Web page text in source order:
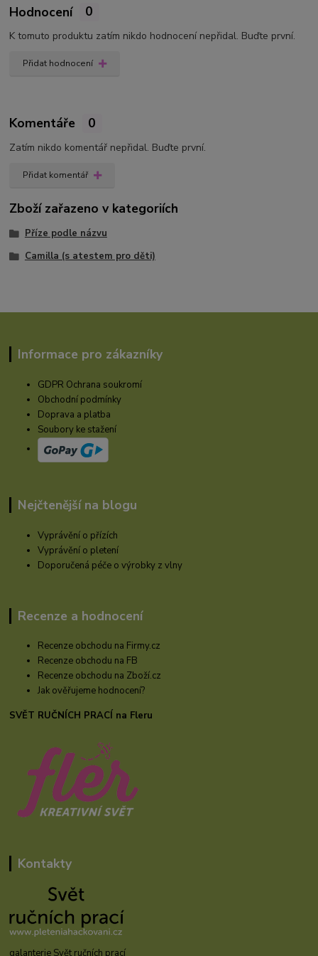
Hodnocení 0
K tomuto produktu zatím nikdo hodnocení nepřidal. Buďte první.
Přidat hodnocení
Komentáře 0
Zatím nikdo komentář nepřidal. Buďte první.
Přidat komentář
Zboží zařazeno v kategoriích
Příze podle názvu
Camilla (s atestem pro děti)
Informace pro zákazníky
GDPR Ochrana soukromí
Obchodní podmínky
Doprava a platba
Soubory ke stažení
Nejčtenější na blogu
Vyprávění o přízích
Vyprávění o pletení
Doporučená péče o výrobky z vlny
Recenze a hodnocení
Recenze obchodu na Firmy.cz
Recenze obchodu na FB
Recenze obchodu na Zboží.cz
Jak ověřujeme hodnocení?
SVĚT RUČNÍCH PRACÍ na Fleru
Kontakty